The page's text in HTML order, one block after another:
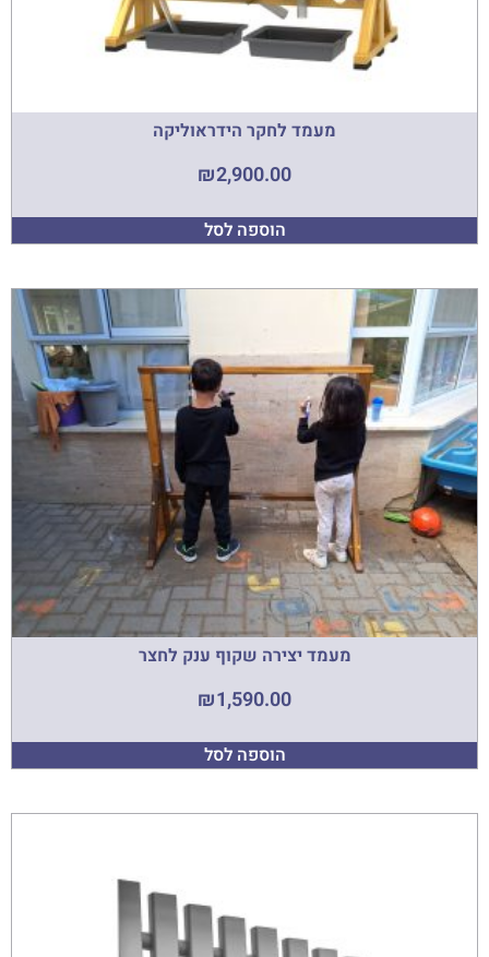
מעמד לחקר הידראוליקה
₪2,900.00
הוספה לסל
מעמד יצירה שקוף ענק לחצר
₪1,590.00
הוספה לסל